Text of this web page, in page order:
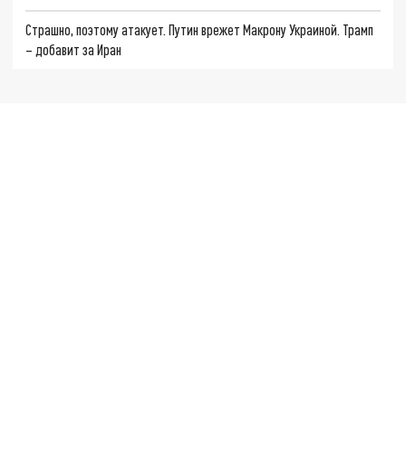
Страшно, поэтому атакует. Путин врежет Макрону Украиной. Трамп
– добавит за Иран